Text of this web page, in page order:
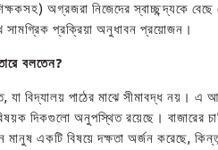
অগ্রজরা নিজেদের স্বাচ্ছন্দ্যকে
সামগ্রিক প্রক্রিয়া অনুধাবন প্রয়োজন।
বলতেন?
যা বিদ্যালয় পাঠের মাঝে সীমাবদ্ধ
দিকগুলো অনুপস্থিত রয়েছে। বাজারের
একটি বিষয়ে দক্ষতা অর্জন করেছে, কিন্তু